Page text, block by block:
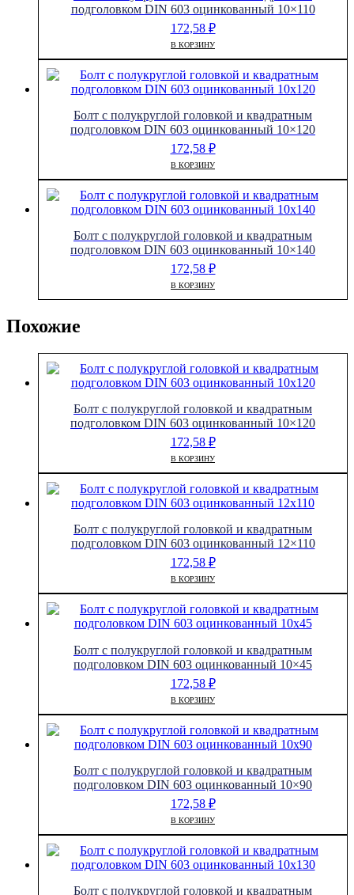
подголовком DIN 603 оцинкованный 10×110
172,58 ₽
В КОРЗИНУ
Болт с полукруглой головкой и квадратным
подголовком DIN 603 оцинкованный 10×120
172,58 ₽
В КОРЗИНУ
Болт с полукруглой головкой и квадратным
подголовком DIN 603 оцинкованный 10×140
172,58 ₽
В КОРЗИНУ
Похожие
Болт с полукруглой головкой и квадратным
подголовком DIN 603 оцинкованный 10×120
172,58 ₽
В КОРЗИНУ
Болт с полукруглой головкой и квадратным
подголовком DIN 603 оцинкованный 12×110
172,58 ₽
В КОРЗИНУ
Болт с полукруглой головкой и квадратным
подголовком DIN 603 оцинкованный 10×45
172,58 ₽
В КОРЗИНУ
Болт с полукруглой головкой и квадратным
подголовком DIN 603 оцинкованный 10×90
172,58 ₽
В КОРЗИНУ
Болт с полукруглой головкой и квадратным